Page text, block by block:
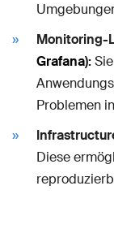
Monitoring-
Grafana):
Problemen
Diese